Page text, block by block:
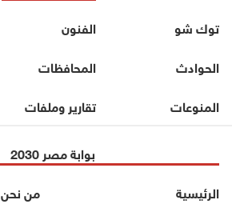
توك شو
الفنون
الحوادث
المحافظات
المنوعات
تقارير وملفات
بوابة مصر 2030
الرئيسية
من نحن